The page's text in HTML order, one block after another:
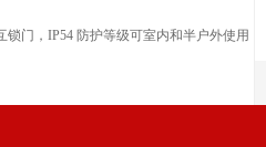
锁门，IP54 防护等级可室内和半户外使用